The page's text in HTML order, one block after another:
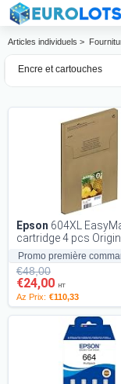
Articles individuels >
Encre et cartouches
Promo première
Epson 604XL
cartridge 4 pcs
Yield [XL] Black, Cyan,
Magenta, Ye...
€48,00
€24,00 HT
Az Prix: €110,33